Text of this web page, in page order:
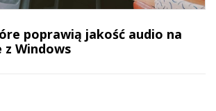
poprawią jakość audio na
Windows